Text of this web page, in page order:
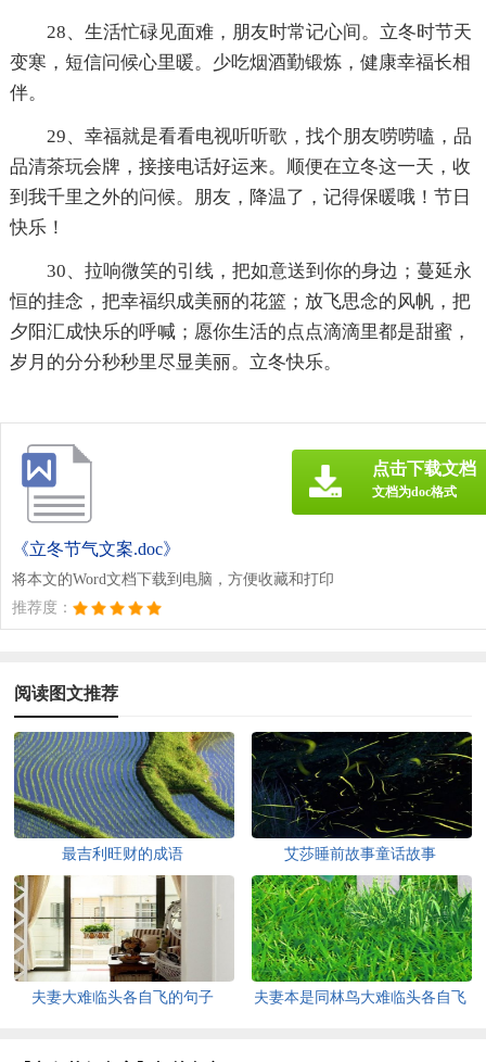
28、生活忙碌见面难，朋友时常记心间。立冬时节天
变寒，短信问候心里暖。少吃烟酒勤锻炼，健康幸福长相
伴。
29、幸福就是看看电视听听歌，找个朋友唠唠嗑，品
品清茶玩会牌，接接电话好运来。顺便在立冬这一天，收
到我千里之外的问候。朋友，降温了，记得保暖哦！节日
快乐！
30、拉响微笑的引线，把如意送到你的身边；蔓延永
恒的挂念，把幸福织成美丽的花篮；放飞思念的风帆，把
夕阳汇成快乐的呼喊；愿你生活的点点滴滴里都是甜蜜，
岁月的分分秒秒里尽显美丽。立冬快乐。
《立冬节气文案.doc》
将本文的Word文档下载到电脑，方便收藏和打印
推荐度：
点击下载文档
文档为doc格式
阅读图文推荐
最吉利旺财的成语 艾莎睡前故事童话故事
夫妻大难临头各自飞的句子 夫妻本是同林鸟大难临头各自飞